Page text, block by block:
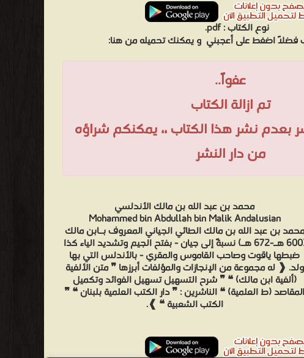
نوع الكتاب :pdf.
فضلاً اضغط على أعجبني و يمكنك تحميله من هنا:
عفواً..
تم ازالة الكتاب
بعدم نشر هذا الكتاب ،، يمكنكم شراؤه
من دار النشر
محمد بن عبد الله بن مالك الأندلسي
Mohammed bin Abdullah bin Malik Andalusian
محمد بن عبد الله بن مالك الطائي الجياني المعروف بـابن مالك
(600 هـ-672 هـ) نسبةً إلى جيان - بفتح الجيم وتشديد الياء كذا
ضبطها ياقوت وصاحب القاموس والمقري - بالأندلس التي بها
ولد. ❰ له مجموعة من الإنجازات والمؤلفات أبرزها ❞ متن الألفية
(ألفية ابن مالك) ❝ ❞ شرح التسهيل تسهيل الفوائد وتكميل
المقاصد (ط العلمية) ❝ الناشرين : ❞ دار الكتب العلمية بلبنان ❝ ❞
الكتب الشعبية ❝ ❱.